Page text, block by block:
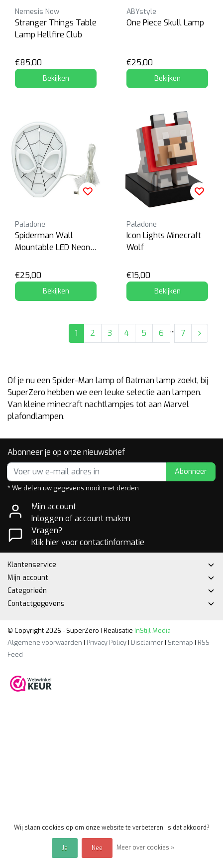
Nemesis Now
Stranger Things Table
Lamp Hellfire Club
€85,00
Bekijken
ABYstyle
One Piece Skull Lamp
€25,00
Bekijken
Paladone
Spiderman Wall
Mountable LED Neon
€25,00
Bekijken
Paladone
Icon Lights Minecraft
Wolf
€15,00
Bekijken
1 2 3 4 5 6 ... 7
Of je nu een Spider-Man lamp of Batman lamp zoekt, bij
SuperZero hebben we een leuke selectie aan lampen.
Van kleine minecraft nachtlampjes tot aan Marvel
plafondlampen.
Abonneer je op onze nieuwsbrief
Abonneer
* We delen uw gegevens nooit met derden
Mijn account
Inloggen of account maken
Vragen?
Klik hier voor contactinformatie
Klantenservice
Mijn account
Categorieën
Contactgegevens
© Copyright 2026 - SuperZero | Realisatie InStijl Media
Algemene voorwaarden | Privacy Policy| Disclaimer| Sitemap | RSS
Feed
Wij slaan cookies op om onze website te verbeteren. Is dat akkoord?
Ja Nee Meer over cookies »